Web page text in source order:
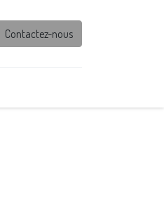
Contactez-nous